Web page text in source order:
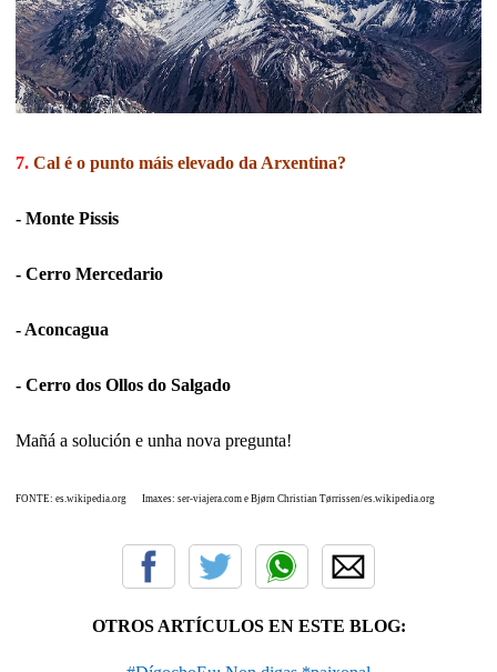
7. Cal é o punto máis elevado da Arxentina?
- Monte Pissis
- Cerro Mercedario
- Aconcagua
- Cerro dos Ollos do Salgado
Mañá a solución e unha nova pregunta!
FONTE: es.wikipedia.org Imaxes: ser-viajera.com e Bjørn Christian Tørrissen/es.wikipedia.org
OTROS ARTÍCULOS EN ESTE BLOG: